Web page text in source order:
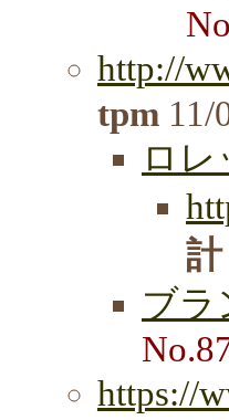
http://
tpm 11/
ロレ
ブラ
https://